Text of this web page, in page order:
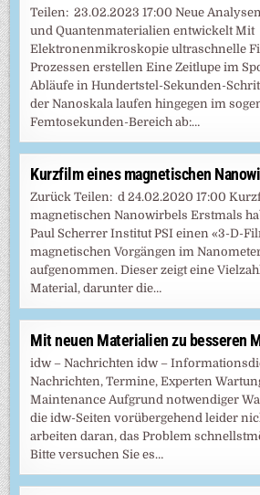
Teilen: 23.02.2023 17:00 Neue
und Quantenmaterialien entwickelt Mit
Elektronenmikroskopie ultraschnelle
Prozessen erstellen Eine Zeitlupe im
Abläufe in Hundertstel-Sekunden-
der Nanoskala laufen hingegen im
Femtosekunden-Bereich ab:…
Kurzfilm eines magnetischen
Zurück Teilen: d 24.02.2020 17:00
magnetischen Nanowirbels Erstmals
Paul Scherrer Institut PSI einen «3-D-
magnetischen Vorgängen im
aufgenommen. Dieser zeigt eine
Material, darunter die…
Mit neuen Materialien zu besseren
idw – Nachrichten idw –
Nachrichten, Termine, Experten
Maintenance Aufgrund notwendiger
die idw-Seiten vorübergehend leider
arbeiten daran, das Problem
Bitte versuchen Sie es…